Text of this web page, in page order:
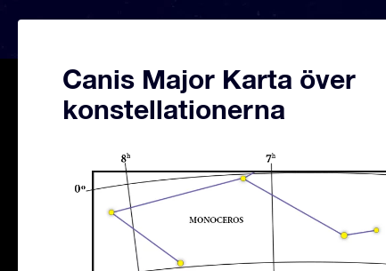
Canis Major Karta över
konstellationerna